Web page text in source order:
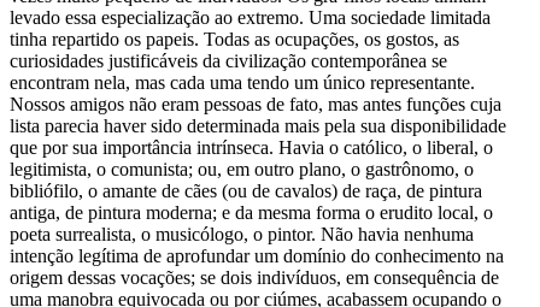
levado essa especialização ao extremo. Uma sociedade limitada
tinha repartido os papeis. Todas as ocupações, os gostos, as
curiosidades justificáveis da civilização contemporânea se
encontram nela, mas cada uma tendo um único representante.
Nossos amigos não eram pessoas de fato, mas antes funções cuja
lista parecia haver sido determinada mais pela sua disponibilidade
que por sua importância intrínseca. Havia o católico, o liberal, o
legitimista, o comunista; ou, em outro plano, o gastrônomo, o
bibliófilo, o amante de cães (ou de cavalos) de raça, de pintura
antiga, de pintura moderna; e da mesma forma o erudito local, o
poeta surrealista, o musicólogo, o pintor. Não havia nenhuma
intenção legítima de aprofundar um domínio do conhecimento na
origem dessas vocações; se dois indivíduos, em consequência de
uma manobra equivocada ou por ciúmes, acabassem ocupando o